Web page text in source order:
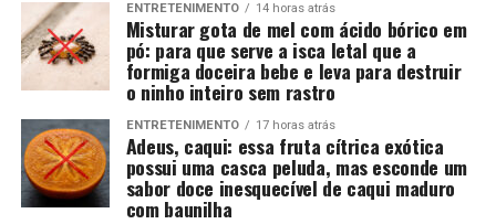
ENTRETENIMENTO 14 horas atrás
Misturar gota de mel com ácido bórico em
pó: para que serve a isca letal que a
formiga doceira bebe e leva para destruir
o ninho inteiro sem rastro
ENTRETENIMENTO 17 horas atrás
Adeus, caqui: essa fruta cítrica exótica
possui uma casca peluda, mas esconde um
sabor doce inesquecível de caqui maduro
com baunilha